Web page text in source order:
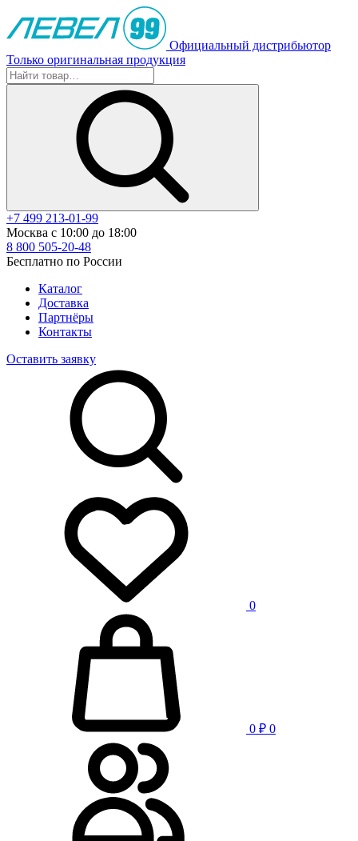
Официальный дистрибьютор
Только оригинальная продукция
+7 499 213-01-99
Москва с 10:00 до 18:00
8 800 505-20-48
Бесплатно по России
Каталог
Доставка
Партнёры
Контакты
Оставить заявку
0
0 ₽ 0